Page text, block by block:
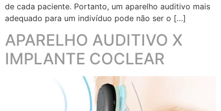
de cada paciente. Portanto, um aparelho auditivo mais
adequado para um indivíduo pode não ser o […]
APARELHO AUDITIVO X
IMPLANTE COCLEAR